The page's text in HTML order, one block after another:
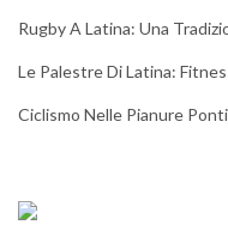
Rugby A Latina: Una
Le Palestre Di Latina:
Ciclismo Nelle Pianure